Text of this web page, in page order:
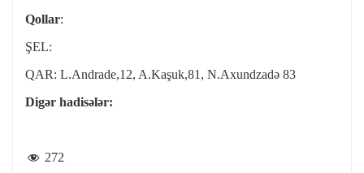
Qollar:
ŞEL:
QAR: L.Andrade,12, A.Kaşuk,81, N.Axundzadə 83
Digər hadisələr:
272